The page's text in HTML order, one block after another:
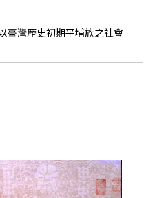
臺灣歷史初期平埔族之社會